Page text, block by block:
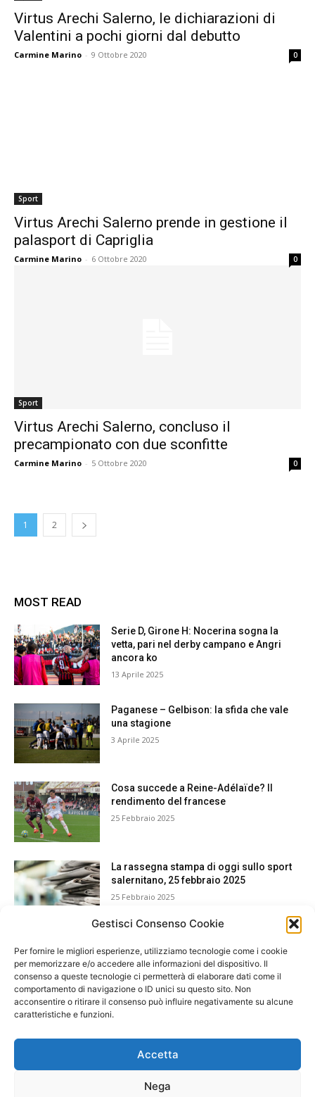
Gestisci Consenso Cookie
Per fornire le migliori esperienze, utilizziamo tecnologie come i cookie
per memorizzare e/o accedere alle informazioni del dispositivo. Il
consenso a queste tecnologie ci permetterà di elaborare dati come il
comportamento di navigazione o ID unici su questo sito. Non
acconsentire o ritirare il consenso può influire negativamente su alcune
caratteristiche e funzioni.
Accetta
Nega
Virtus Arechi Salerno, le dichiarazioni di
Valentini a pochi giorni dal debutto
Carmine Marino - 9 Ottobre 2020 0
Sport
Virtus Arechi Salerno prende in gestione il
palasport di Capriglia
Carmine Marino - 6 Ottobre 2020 0
Sport
Virtus Arechi Salerno, concluso il
precampionato con due sconfitte
Carmine Marino - 5 Ottobre 2020 0
1 2
MOST READ
Serie D, Girone H: Nocerina sogna la
vetta, pari nel derby campano e Angri
ancora ko
13 Aprile 2025
Paganese – Gelbison: la sfida che vale
una stagione
3 Aprile 2025
Cosa succede a Reine-Adélaïde? Il
rendimento del francese
25 Febbraio 2025
La rassegna stampa di oggi sullo sport
salernitano, 25 febbraio 2025
25 Febbraio 2025